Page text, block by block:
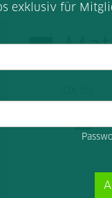
exklusiv für